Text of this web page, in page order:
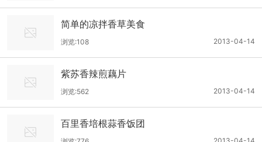
简单的凉拌香草美食
2013-04-14
浏览:108
紫苏香辣煎藕片
2013-04-14
浏览:562
百里香培根蒜香饭团